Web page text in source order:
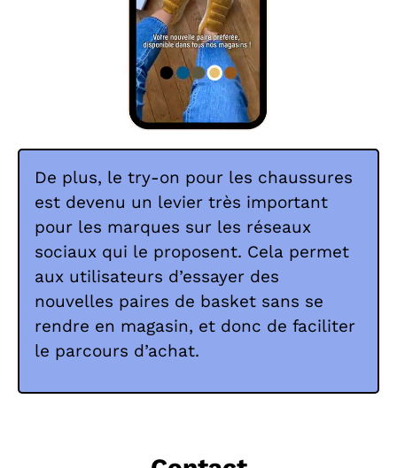
De plus, le try-on pour les chaussures
est devenu un levier très important
pour les marques sur les réseaux
sociaux qui le proposent. Cela permet
aux utilisateurs d’essayer des
nouvelles paires de basket sans se
rendre en magasin, et donc de faciliter
le parcours d’achat.